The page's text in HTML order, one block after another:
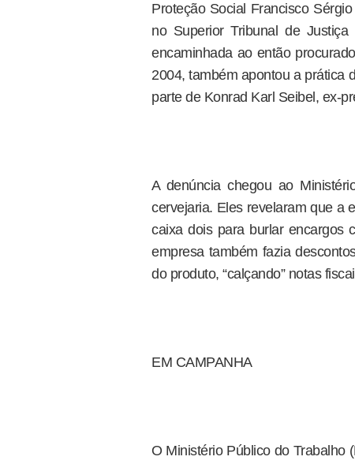
Proteção Social Francisco
no Superior Tribunal de
encaminhada ao então
2004, também apontou a prática
parte de Konrad Karl Seibel, ex-
A denúncia chegou ao
cervejaria. Eles revelaram que a
caixa dois para burlar encargos
empresa também fazia
do produto, “calçando” notas
EM CAMPANHA
O Ministério Público do Trabalho